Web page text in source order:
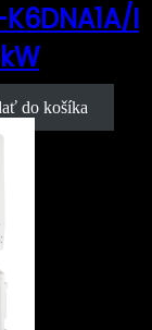
K6DNA1A/I
do košíka